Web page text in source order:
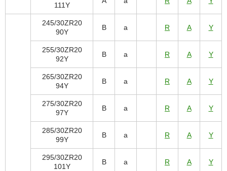
111Y
245/30ZR20
90Y
B a R A Y
255/30ZR20
92Y
B a R A Y
265/30ZR20
94Y
B a R A Y
275/30ZR20
97Y
B a R A Y
285/30ZR20
99Y
B a R A Y
295/30ZR20
101Y
B a R A Y